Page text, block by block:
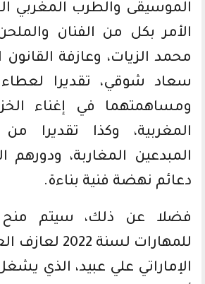
الموسيقى والطرب المغربي
الأمر بكل من الفنان والملحن
محمد الزيات، وعازفة القانون
سعاد شوقي، تقديرا
ومساهمتهما في إغناء
المغربية، وكذا تقديرا من
المبدعين المغاربة، ودورهم
دعائم نهضة فنية بناءة.
فضلا عن ذلك، سيتم منح
للمهارات لسنة
الإماراتي علي عبيد، الذي